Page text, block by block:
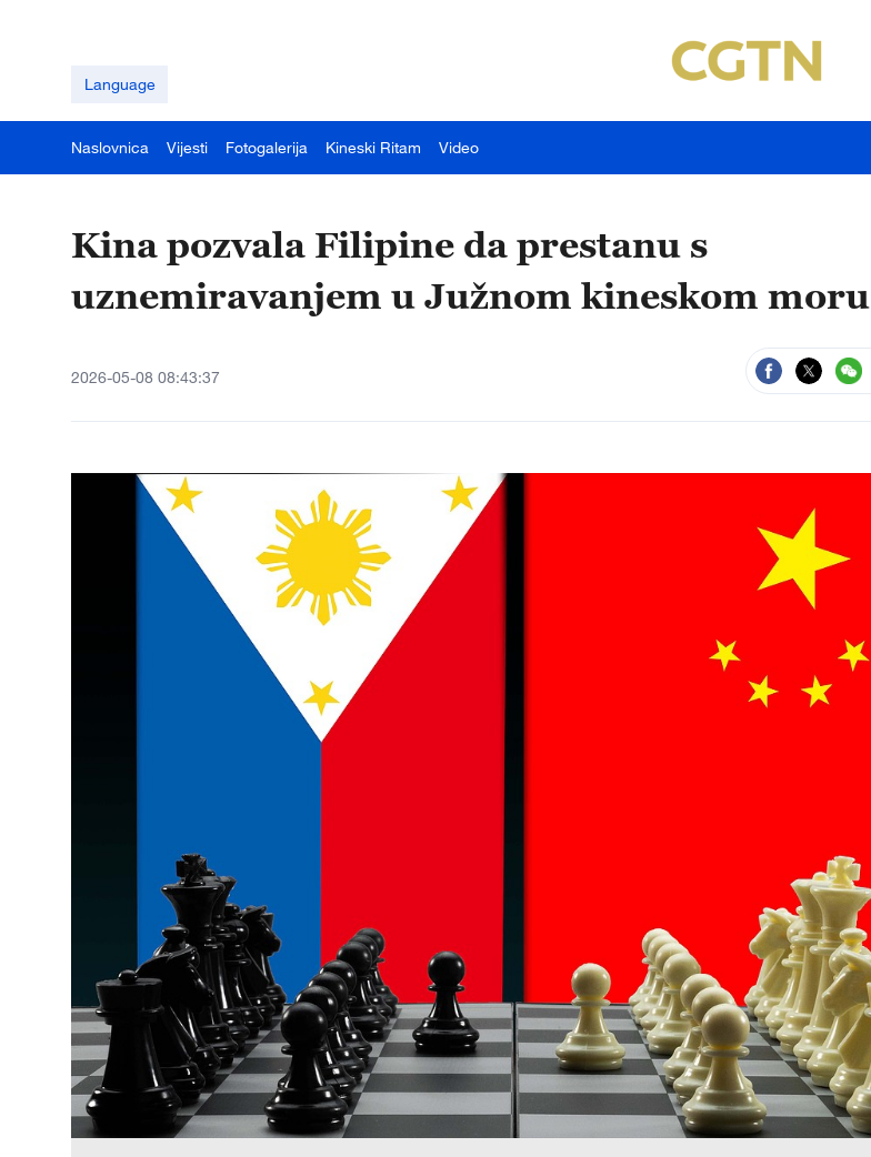
Language
Naslovnica Vijesti Fotogalerija Kineski Ritam Video
Kina pozvala Filipine da prestanu s
uznemiravanjem u Južnom kineskom moru
2026-05-08 08:43:37